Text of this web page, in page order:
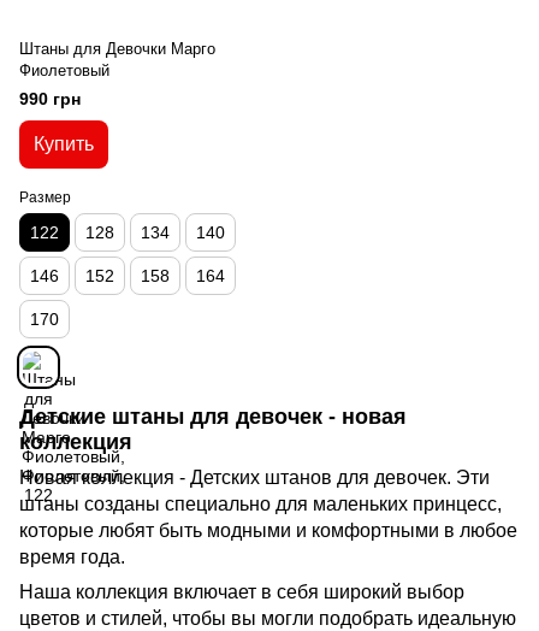
Штаны для Девочки Марго
Фиолетовый
990 грн
Купить
Размер
122 128 134 140
146 152 158 164
170
Детские штаны для девочек - новая
коллекция
Новая коллекция - Детских штанов для девочек. Эти
штаны созданы специально для маленьких принцесс,
которые любят быть модными и комфортными в любое
время года.
Наша коллекция включает в себя широкий выбор
цветов и стилей, чтобы вы могли подобрать идеальную